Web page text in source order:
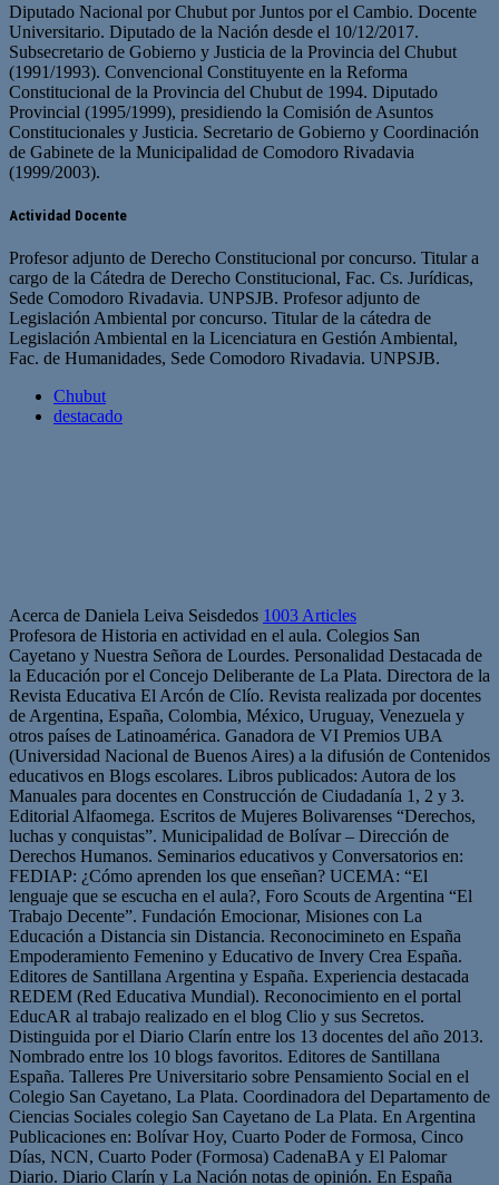
Diputado Nacional por Chubut por Juntos por el Cambio. Docente
Universitario. Diputado de la Nación desde el 10/12/2017.
Subsecretario de Gobierno y Justicia de la Provincia del Chubut
(1991/1993). Convencional Constituyente en la Reforma
Constitucional de la Provincia del Chubut de 1994. Diputado
Provincial (1995/1999), presidiendo la Comisión de Asuntos
Constitucionales y Justicia. Secretario de Gobierno y Coordinación
de Gabinete de la Municipalidad de Comodoro Rivadavia
(1999/2003).
Actividad Docente
Profesor adjunto de Derecho Constitucional por concurso. Titular a
cargo de la Cátedra de Derecho Constitucional, Fac. Cs. Jurídicas,
Sede Comodoro Rivadavia. UNPSJB. Profesor adjunto de
Legislación Ambiental por concurso. Titular de la cátedra de
Legislación Ambiental en la Licenciatura en Gestión Ambiental,
Fac. de Humanidades, Sede Comodoro Rivadavia. UNPSJB.
Chubut
destacado
Acerca de Daniela Leiva Seisdedos 1003 Articles
Profesora de Historia en actividad en el aula. Colegios San
Cayetano y Nuestra Señora de Lourdes. Personalidad Destacada de
la Educación por el Concejo Deliberante de La Plata. Directora de la
Revista Educativa El Arcón de Clío. Revista realizada por docentes
de Argentina, España, Colombia, México, Uruguay, Venezuela y
otros países de Latinoamérica. Ganadora de VI Premios UBA
(Universidad Nacional de Buenos Aires) a la difusión de Contenidos
educativos en Blogs escolares. Libros publicados: Autora de los
Manuales para docentes en Construcción de Ciudadanía 1, 2 y 3.
Editorial Alfaomega. Escritos de Mujeres Bolivarenses “Derechos,
luchas y conquistas”. Municipalidad de Bolívar – Dirección de
Derechos Humanos. Seminarios educativos y Conversatorios en:
FEDIAP: ¿Cómo aprenden los que enseñan? UCEMA: “El
lenguaje que se escucha en el aula?, Foro Scouts de Argentina “El
Trabajo Decente”. Fundación Emocionar, Misiones con La
Educación a Distancia sin Distancia. Reconocimineto en España
Empoderamiento Femenino y Educativo de Invery Crea España.
Editores de Santillana Argentina y España. Experiencia destacada
REDEM (Red Educativa Mundial). Reconocimiento en el portal
EducAR al trabajo realizado en el blog Clio y sus Secretos.
Distinguida por el Diario Clarín entre los 13 docentes del año 2013.
Nombrado entre los 10 blogs favoritos. Editores de Santillana
España. Talleres Pre Universitario sobre Pensamiento Social en el
Colegio San Cayetano, La Plata. Coordinadora del Departamento de
Ciencias Sociales colegio San Cayetano de La Plata. En Argentina
Publicaciones en: Bolívar Hoy, Cuarto Poder de Formosa, Cinco
Días, NCN, Cuarto Poder (Formosa) CadenaBA y El Palomar
Diario. Diario Clarín y La Nación notas de opinión. En España